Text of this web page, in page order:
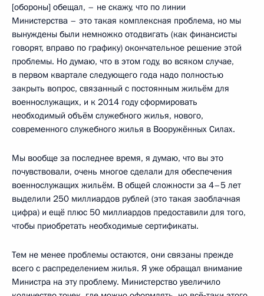
[обороны] обещал, – не скажу, что по линии
Министерства – это такая комплексная проблема, но мы
вынуждены были немножко отодвигать (как финансисты
говорят, вправо по графику) окончательное решение этой
проблемы. Но думаю, что в этом году, во всяком случае,
в первом квартале следующего года надо полностью
закрыть вопрос, связанный с постоянным жильём для
военнослужащих, и к 2014 году сформировать
необходимый объём служебного жилья, нового,
современного служебного жилья в Вооружённых Силах.
Мы вообще за последнее время, я думаю, что вы это
почувствовали, очень многое сделали для обеспечения
военнослужащих жильём. В общей сложности за 4–5 лет
выделили 250 миллиардов рублей (это такая заоблачная
цифра) и ещё плюс 50 миллиардов предоставили для того,
чтобы приобретать необходимые сертификаты.
Тем не менее проблемы остаются, они связаны прежде
всего с распределением жилья. Я уже обращал внимание
Министра на эту проблему. Министерство увеличило